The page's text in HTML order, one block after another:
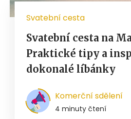
Svatební cesta
Svatební cesta na
Praktické tipy a
dokonalé líbánky
Komerční sdělení
4 minuty čtení